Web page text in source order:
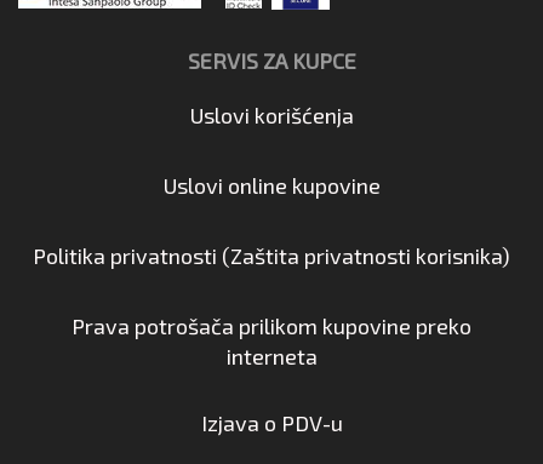
SERVIS ZA KUPCE
Uslovi korišćenja
Uslovi online kupovine
Politika privatnosti (Zaštita privatnosti korisnika)
Prava potrošača prilikom kupovine preko
interneta
Izjava o PDV-u